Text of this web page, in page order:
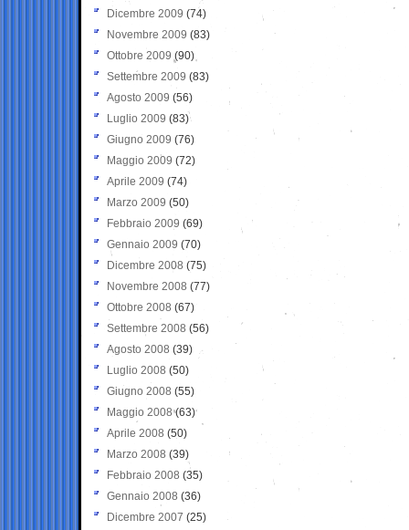
Dicembre 2009 (74)
Novembre 2009 (83)
Ottobre 2009 (90)
Settembre 2009 (83)
Agosto 2009 (56)
Luglio 2009 (83)
Giugno 2009 (76)
Maggio 2009 (72)
Aprile 2009 (74)
Marzo 2009 (50)
Febbraio 2009 (69)
Gennaio 2009 (70)
Dicembre 2008 (75)
Novembre 2008 (77)
Ottobre 2008 (67)
Settembre 2008 (56)
Agosto 2008 (39)
Luglio 2008 (50)
Giugno 2008 (55)
Maggio 2008(63)
Aprile 2008 (50)
Marzo 2008 (39)
Febbraio 2008 (35)
Gennaio 2008 (36)
Dicembre 2007 (25)